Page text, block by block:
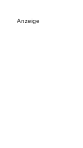
Anzeige